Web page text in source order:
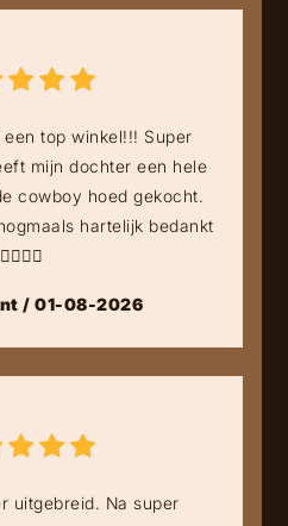
top winkel!!! Super
mijn dochter een hele
cowboy hoed gekocht.
hartelijk bedankt
👍🏻👍🏻
/ 01-08-2026
uitgebreid. Na super